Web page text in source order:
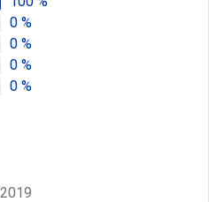
0 %
0 %
0 %
0 %